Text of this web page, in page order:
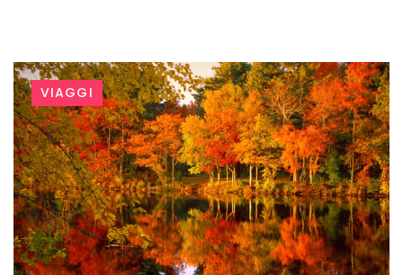
Tag:
foreste
VIAGGI